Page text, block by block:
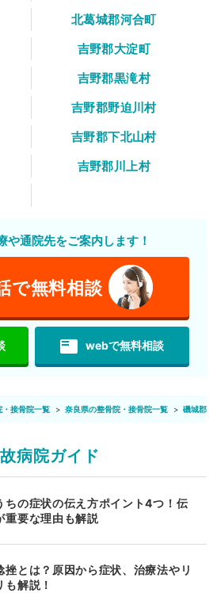
北葛城郡河合町
吉野郡大淀町
吉野郡黒滝村
吉野郡野迫川村
吉野郡下北山村
吉野郡川上村
や通院先をご案内します！
で無料相談
featured_play_list webで無料相談
・接骨院一覧 奈良県の整骨院・接骨院一覧 磯城郡
病院ガイド
ちの症状の伝え方ポイント4つ！伝
重要な理由も解説
挫とは？原因から症状、治療法やリ
も解説！